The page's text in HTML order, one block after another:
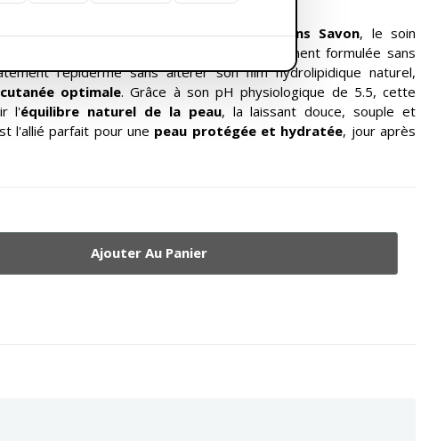
Douceur Sebamed Emulsion Sans Savon, le soin
pour les peaux les plus sensibles. Spécialement formulée sans
l'épiderme sans altérer son film hydrolipidique naturel,
optimale. Grâce à son pH physiologique de 5.5, cette
l'équilibre naturel de la peau, la laissant douce, souple et
l'allié parfait pour une peau protégée et hydratée, jour après
Ajouter Au Panier